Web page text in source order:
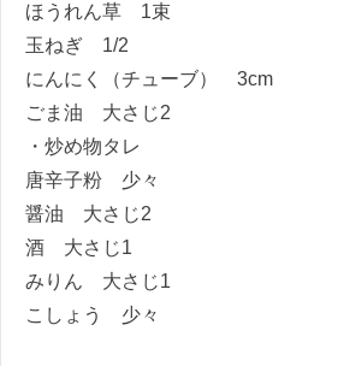
ほうれん草 1束
玉ねぎ 1/2
にんにく（チューブ） 3cm
ごま油 大さじ2
・炒め物タレ
唐辛子粉 少々
醤油 大さじ2
酒 大さじ1
みりん 大さじ1
こしょう 少々